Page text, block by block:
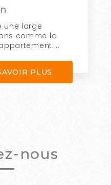
une large
comme la
PLUS
nous